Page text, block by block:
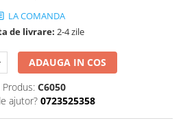
si
LA COMANDA
de livrare: 2-4 zile
ADAUGA IN COS
Produs: C6050
ajutor? 0723525358